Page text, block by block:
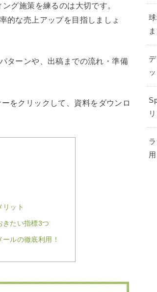
グ施策を練るのは大切です。
的な売上アップを目指しましょ
ターンや、出稿までの流れ・準備
ーをクリックして、資料をダウンロ
リット
きたい指標3つ
ルの徹底利用！